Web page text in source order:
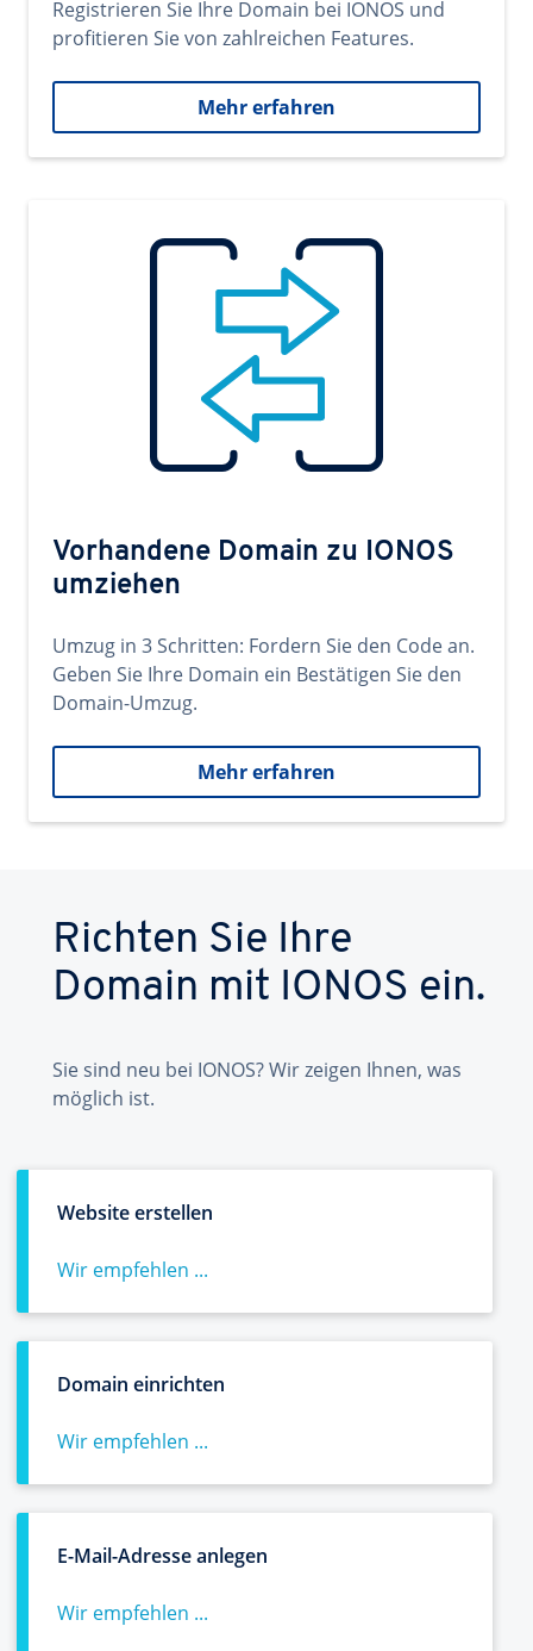
Registrieren Sie Ihre Domain bei IONOS und
profitieren Sie von zahlreichen Features.
Mehr erfahren
Vorhandene Domain zu IONOS
umziehen
Umzug in 3 Schritten: Fordern Sie den Code an.
Geben Sie Ihre Domain ein Bestätigen Sie den
Domain-Umzug.
Mehr erfahren
Richten Sie Ihre
Domain mit IONOS ein.
Sie sind neu bei IONOS? Wir zeigen Ihnen, was
möglich ist.
Website erstellen
Wir empfehlen ...
Domain einrichten
Wir empfehlen ...
E-Mail-Adresse anlegen
Wir empfehlen ...